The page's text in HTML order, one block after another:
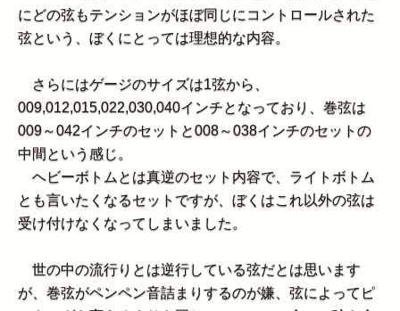
にどの弦もテンションがほぼ同じにコントロールされた
弦という、ぼくにとっては理想的な内容。
さらにはゲージのサイズは1弦から、
009,012,015,022,030,040インチとなっており、巻弦は
009～042インチのセットと008～038インチのセットの
中間という感じ。
ヘビーボトムとは真逆のセット内容で、ライトボトム
とも言いたくなるセットですが、ぼくはこれ以外の弦は
受け付けなくなってしまいました。
世の中の流行りとは逆行している弦だとは思います
が、巻弦がペンペン音詰まりするのが嫌、弦によってピ